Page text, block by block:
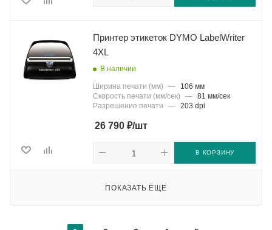
Принтер этикеток DYMO LabelWriter
4XL
В наличии
Ширина печати (мм) —
106 мм
Скорость печати (мм/сек)
— 81 мм/сек
Разрешение печати
— 203 dpi
26 790 ₽/шт
В КОРЗИНУ
ПОКАЗАТЬ ЕЩЕ